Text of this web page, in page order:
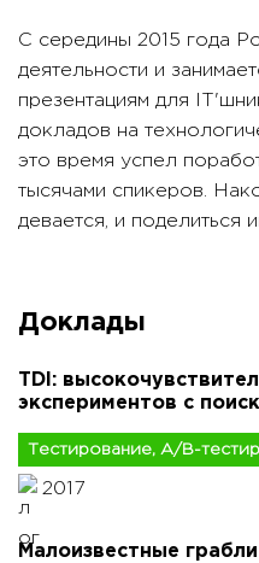
С середины 2015 года
деятельности и
презентациям для
докладов на
это время успел
тысячами спикеров.
девается, и поделиться
Доклады
TDI:
экспериментов с
Тестирование, A/B-
2017
Малоизвестные